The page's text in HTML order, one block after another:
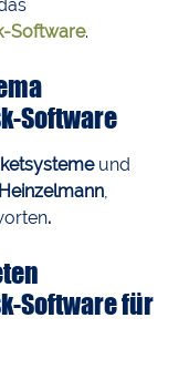
Software.
Software
und
,
.
Software für